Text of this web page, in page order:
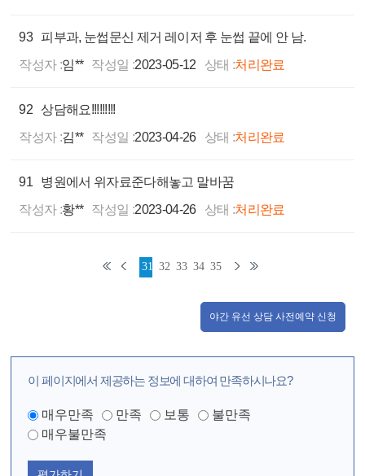
93
피부과, 눈썹문신 제거 레이저 후 눈썹 끝에 안 남.
작성자 :임** 작성일 :2023-05-12 상태 :처리완료
92
상담해요!!!!!!!!!
작성자 :김** 작성일 :2023-04-26 상태 :처리완료
91
병원에서 위자료준다해놓고 말바꿈
작성자 :황** 작성일 :2023-04-26 상태 :처리완료
31 32 33 34 35
야간 유선 상담 사전예약 신청
이 페이지에서 제공하는 정보에 대하여 만족하시나요?
매우만족 만족 보통
불만족
매우불만족